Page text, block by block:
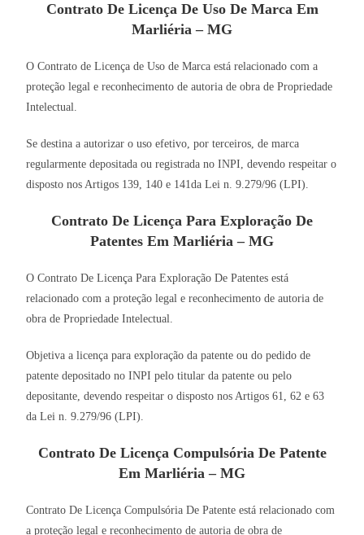
Contrato De Licença De Uso De Marca Em
Marliéria – MG
O Contrato de Licença de Uso de Marca está relacionado com a
proteção legal e reconhecimento de autoria de obra de Propriedade
Intelectual.
Se destina a autorizar o uso efetivo, por terceiros, de marca
regularmente depositada ou registrada no INPI, devendo respeitar o
disposto nos Artigos 139, 140 e 141da Lei n. 9.279/96 (LPI).
Contrato De Licença Para Exploração De
Patentes Em Marliéria – MG
O Contrato De Licença Para Exploração De Patentes está
relacionado com a proteção legal e reconhecimento de autoria de
obra de Propriedade Intelectual.
Objetiva a licença para exploração da patente ou do pedido de
patente depositado no INPI pelo titular da patente ou pelo
depositante, devendo respeitar o disposto nos Artigos 61, 62 e 63
da Lei n. 9.279/96 (LPI).
Contrato De Licença Compulsória De Patente
Em Marliéria – MG
Contrato De Licença Compulsória De Patente está relacionado com
a proteção legal e reconhecimento de autoria de obra de